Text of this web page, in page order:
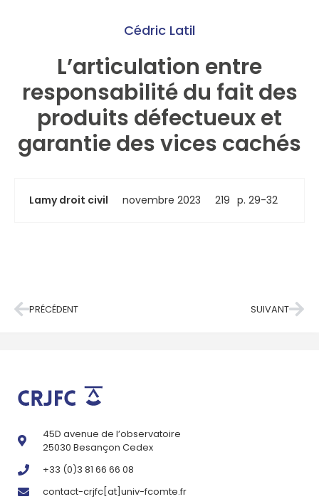
Cédric Latil
L’articulation entre
responsabilité du fait des
produits défectueux et
garantie des vices cachés
Lamy droit civil novembre 2023 219 p. 29-32
PRÉCÉDENT SUIVANT
45D avenue de l’observatoire
25030 Besançon Cedex
+33 (0)3 81 66 66 08
contact-crjfc[at]univ-fcomte.fr